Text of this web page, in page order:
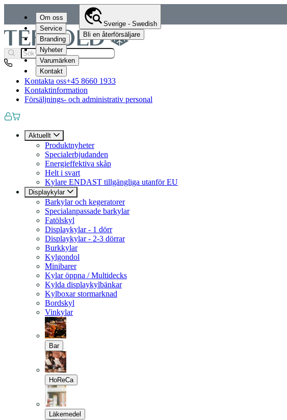
Om oss
Service
Branding
Nyheter
Varumärken
Kontakt
Sverige - Swedish
Bli en återförsäljare
Kontakta oss+45 8660 1933
Kontaktinformation
Försäljnings- och administrativ personal
Aktuellt
Produktnyheter
Specialerbjudanden
Energieffektiva skåp
Helt i svart
Kylare ENDAST tillgängliga utanför EU
Displaykylar
Barkylar och kegeratorer
Specialanpassade barkylar
Fatölskyl
Displaykylar - 1 dörr
Displaykylar - 2-3 dörrar
Burkkylar
Kylgondol
Minibarer
Kylar öppna / Multidecks
Kylda displaykylbänkar
Kylboxar stormarknad
Bordskyl
Vinkylar
Bar
HoReCa
Läkemedel